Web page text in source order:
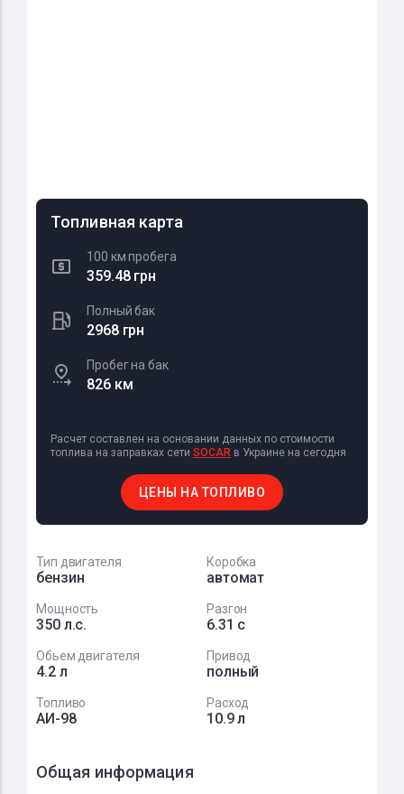
Топливная карта
100 км пробега
359.48 грн
Полный бак
2968 грн
Пробег на бак
826 км
Расчет составлен на основании данных по стоимости
топлива на заправках сети SOCAR в Украине на сегодня
ЦЕНЫ НА ТОПЛИВО
Тип двигателя
бензин
Коробка
автомат
Мощность
350 л.с.
Разгон
6.31 с
Обьем двигателя
4.2 л
Привод
полный
Топливо
АИ-98
Расход
10.9 л
Общая информация